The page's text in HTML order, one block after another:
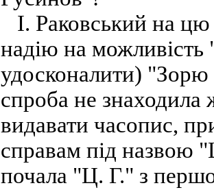
І. Раковський на
надію на
удосконалити)
спроба не знаходила
видавати часопис,
справам під назвою
почала "Ц. Г." з